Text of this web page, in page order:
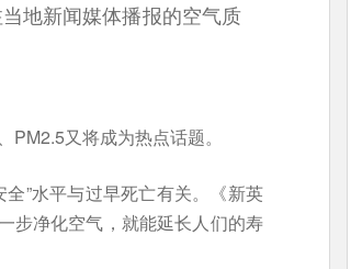
地新闻媒体播报的空气质
又将成为热点话题。
”水平与过早死亡有关。《新英
步净化空气，就能延长人们的寿